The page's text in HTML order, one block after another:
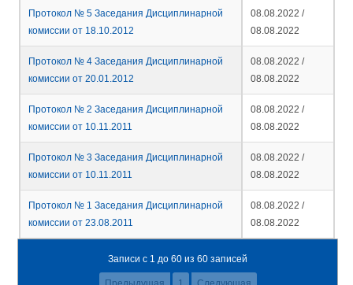
Протокол № 5 Заседания Дисциплинарной
комиссии от 18.10.2012
08.08.2022 /
08.08.2022
Протокол № 4 Заседания Дисциплинарной
комиссии от 20.01.2012
08.08.2022 /
08.08.2022
Протокол № 2 Заседания Дисциплинарной
комиссии от 10.11.2011
08.08.2022 /
08.08.2022
Протокол № 3 Заседания Дисциплинарной
комиссии от 10.11.2011
08.08.2022 /
08.08.2022
Протокол № 1 Заседания Дисциплинарной
комиссии от 23.08.2011
08.08.2022 /
08.08.2022
Записи с 1 до 60 из 60 записей